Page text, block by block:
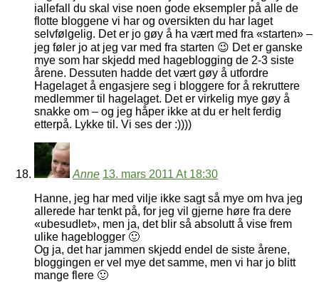
iallefall du skal vise noen gode eksempler på alle de
flotte bloggene vi har og oversikten du har laget
selvfølgelig. Det er jo gøy å ha vært med fra «starten» –
jeg føler jo at jeg var med fra starten 😉 Det er ganske
mye som har skjedd med hageblogging de 2-3 siste
årene. Dessuten hadde det vært gøy å utfordre
Hagelaget å engasjere seg i bloggere for å rekruttere
medlemmer til hagelaget. Det er virkelig mye gøy å
snakke om – og jeg håper ikke at du er helt ferdig
etterpå. Lykke til. Vi ses der :))))
Anne 13. mars 2011 At 18:30
Hanne, jeg har med vilje ikke sagt så mye om hva jeg
allerede har tenkt på, for jeg vil gjerne høre fra dere
«ubesudlet», men ja, det blir så absolutt å vise frem
ulike hageblogger 🙂
Og ja, det har jammen skjedd endel de siste årene,
bloggingen er vel mye det samme, men vi har jo blitt
mange flere 🙂